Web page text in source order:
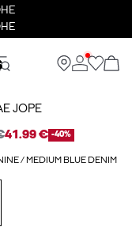
JOPE
41.99 € -40%
/ MEDIUM BLUE DENIM